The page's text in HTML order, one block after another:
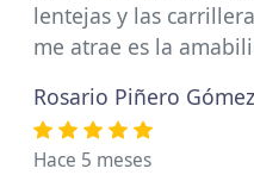
lentejas y las
me atrae es la
Rosario Piñero Gómez
Hace 5 meses